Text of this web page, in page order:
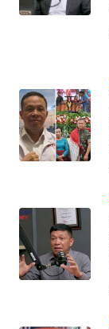
WN
WN
MAJALENGKA
WN
SUKABUMI